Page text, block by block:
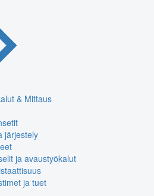
& Mittaus
järjestely
ja avaustyökalut
ja tuet